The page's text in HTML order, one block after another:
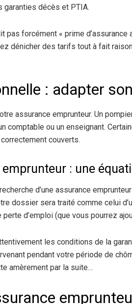
garanties décès et PTIA.
pas forcément « prime d’assurance
dénicher des tarifs tout à fait
: adapter
assurance emprunteur. Un
comptable ou un enseignant.
couverts.
: une
d’une assurance
dossier sera traité comme celui
d’emploi (que vous pourrez
les conditions de la
pendant votre période de
amèrement par la suite…